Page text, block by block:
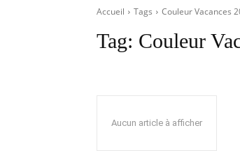
Accueil Tags Couleur Vacances
Tag: Couleur
Aucun article à afficher